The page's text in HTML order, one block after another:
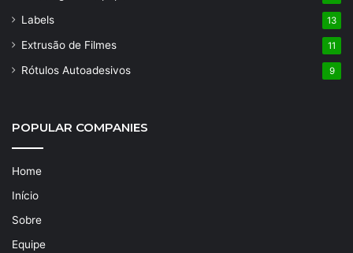
Labels 13
Extrusão de Filmes 11
Rótulos Autoadesivos 9
POPULAR COMPANIES
Home
Início
Sobre
Equipe